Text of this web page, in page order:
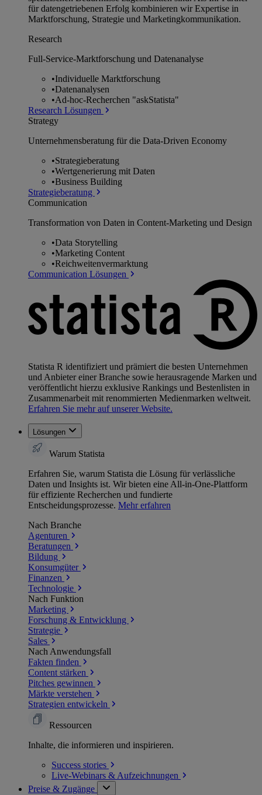
für datengetriebenen Erfolg kombinieren wir Expertise in
Marktforschung, Strategie und Marketingkommunikation.
Research
Full-Service-Marktforschung und Datenanalyse
•Individuelle Marktforschung
•Datenanalysen
•Ad-hoc-Recherchen "askStatista"
Research Lösungen
Strategy
Unternehmens­beratung für die Data-Driven Economy
•Strategieberatung
•Wertgenerierung mit Daten
•Business Building
Strategieberatung
Communication
Transformation von Daten in Content-Marketing und Design
•Data Storytelling
•Marketing Content
•Reichweitenvermarktung
Communication Lösungen
Statista R identifiziert und prämiert die besten Unternehmen
und Anbieter einer Branche sowie herausragende Marken und
veröffentlicht hierzu exklusive Rankings und Bestenlisten in
Zusammenarbeit mit renommierten Medienmarken weltweit.
Erfahren Sie mehr auf unserer Website.
Lösungen
Warum Statista
Erfahren Sie, warum Statista die Lösung für verlässliche
Daten und Insights ist. Wir bieten eine All-in-One-Plattform
für effiziente Recherchen und fundierte
Entscheidungsprozesse. Mehr erfahren
Nach Branche
Agenturen
Beratungen
Bildung
Konsumgüter
Finanzen
Technologie
Nach Funktion
Marketing
Forschung & Entwicklung
Strategie
Sales
Nach Anwendungsfall
Fakten finden
Content stärken
Pitches gewinnen
Märkte verstehen
Strategien entwickeln
Ressourcen
Inhalte, die informieren und inspirieren.
Success stories
Live-Webinars & Aufzeichnungen
Preise & Zugänge